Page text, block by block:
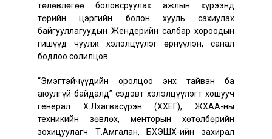
төлөвлөгөө боловсруулах ажлын хүрээнд
төрийн цэргийн болон хууль сахиулах
байгууллагуудын Жендерийн салбар хороодын
гишүүд чуулж хэлэлцүүлэг өрнүүлэн, санал
бодлоо солилцов.
“Эмэгтэйчүүдийн оролцоо энх тайван ба
аюулгүй байдалд” сэдэвт хэлэлцүүлэгт хошууч
генерал Х.Лхагвасүрэн (ХХЕГ), ЖҮХАА-ны
техникийн зөвлөх, менторын хөтөлбөрийн
зохицуулагч Т.Амгалан, БХЭШХ-ийн захирал